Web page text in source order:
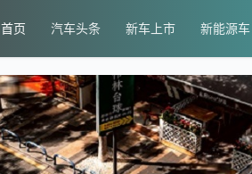
首页 汽车头条 新车上市 新能源车